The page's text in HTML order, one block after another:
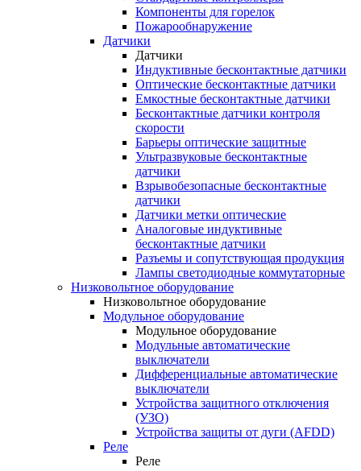
Компоненты для горелок
Пожарообнаружение
Датчики
Датчики
Индуктивные бесконтактные датчики
Оптические бесконтактные датчики
Емкостные бесконтактные датчики
Бесконтактные датчики контроля
скорости
Барьеры оптические защитные
Ультразвуковые бесконтактные
датчики
Взрывобезопасные бесконтактные
датчики
Датчики метки оптические
Аналоговые индуктивные
бесконтактные датчики
Разъемы и сопутствующая продукция
Лампы светодиодные коммутаторные
Низковольтное оборудование
Низковольтное оборудование
Модульное оборудование
Модульное оборудование
Модульные автоматические
выключатели
Дифференциальные автоматические
выключатели
Устройства защитного отключения
(УЗО)
Устройства защиты от дуги (AFDD)
Реле
Реле